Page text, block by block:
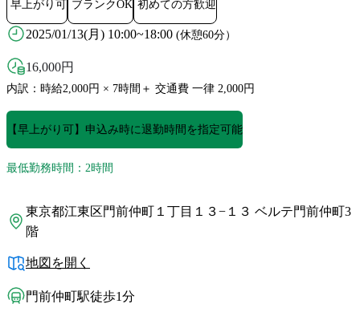
早上がり可 ブランクOK 初めての方歓迎
2025/01/13(月) 10:00~18:00 (休憩60分）
16,000円
内訳：時給2,000円 × 7時間＋ 交通費 一律 2,000円
【早上がり可】申込み時に退勤時間を指定可能
最低勤務時間：2時間
東京都江東区門前仲町１丁目１３−１３ ベルテ門前仲町3
階
地図を開く
門前仲町駅徒歩1分